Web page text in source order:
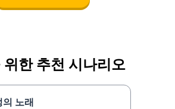
위한 추천 시나리오
의 노래